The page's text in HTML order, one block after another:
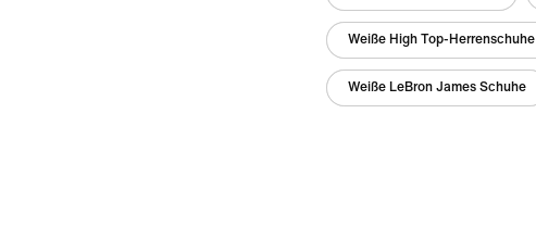
Weiße High Top-Herrenschuhe
Weiße LeBron James Schuhe